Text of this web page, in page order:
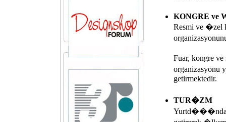
KONGRE ve
Resmi ve �zel
Fuar, kongre
organizasyonu
getirmektedir.
TUR�ZM